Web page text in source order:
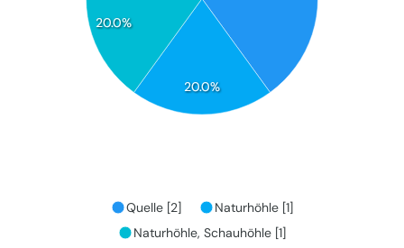
20.0%
20.0%
Quelle [2]
Naturhöhle [1]
Naturhöhle, Schauhöhle [1]